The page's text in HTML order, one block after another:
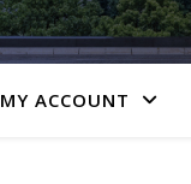
MY ACCOUNT